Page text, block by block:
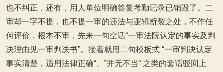
也不纠正，还有，用人单位明确答复考勤记录已销毁了。二
审却一字不提，也不提一审的违法与逻辑断裂之处，不作任
何评价，根本不审，先来一句空话“一审法院认定的事实及判
决理由见一审判决书”。接着就用二句模板式 “一审判决认定
事实清楚，适用法律正确“、”并无不当“ 之类的套话驳回上